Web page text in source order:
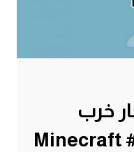
خرب
مزاجي :( ! #56 | 56# Minecraft